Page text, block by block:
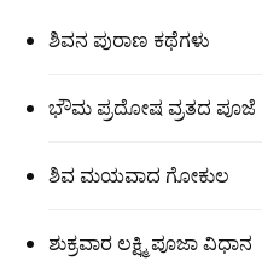
ಶಿವನ ಪುರಾಣ ಕಥೆಗಳು
ಭೌಮ ಪ್ರದೋಷ ವ್ರತದ ಪೂಜೆ
ಶಿವ ಮಯವಾದ ಗೋಕುಲ
ಶುಕ್ರವಾರ ಲಕ್ಷ್ಮಿ ಪೂಜಾ ವಿಧಾನ